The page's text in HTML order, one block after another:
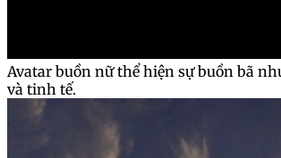
Avatar buồn nữ thể hiện sự buồn bã
và tinh tế.